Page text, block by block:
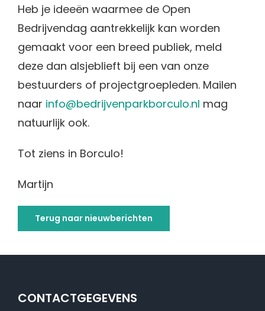
Heb je ideeën waarmee de Open
Bedrijvendag aantrekkelijk kan worden
gemaakt voor een breed publiek, meld
deze dan alsjeblieft bij een van onze
bestuurders of projectgroepleden. Mailen
naar info@bedrijvenparkborculo.nl mag
natuurlijk ook.
Tot ziens in Borculo!
Martijn
Terug naar nieuwberichten
CONTACTGEGEVENS